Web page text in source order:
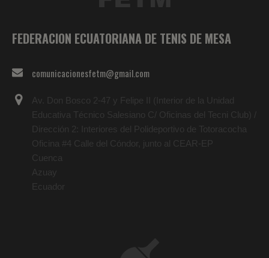
FEDERACION ECUATORIANA DE TENIS DE MESA
comunicacionesfetm@gmail.com
Av. Don Bosco 2-47 y Felipe II (Interior de la Unidad
Educativa Técnico Salesiano C/ Oficinas del Tecni Club) /
Dirección 2: Interiores del Polideportivo de Totoracocha
Oficina #4 Calle del Cóndor, junto al CEAR-EP
Cuenca
Azuay
Ecuador